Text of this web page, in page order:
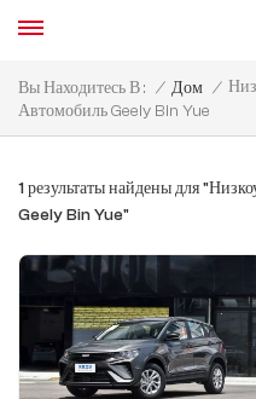
Вы Находитесь В : / Дом /
Автомобиль Geely Bin Yue
1 результаты найдены для
Geely Bin Yue"